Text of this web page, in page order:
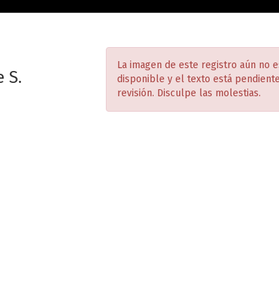
S.
La imagen de este registro aún no
disponible y el texto está
revisión. Disculpe las molestias.